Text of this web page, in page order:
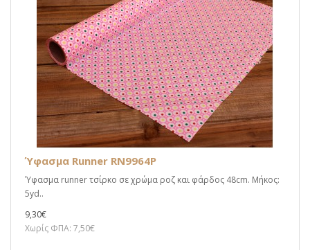
Ύφασμα Runner RN9964P
Ύφασμα runner τσίρκο σε χρώμα ροζ και φάρδος 48cm. Μήκος:
5yd..
9,30€
Χωρίς ΦΠΑ: 7,50€